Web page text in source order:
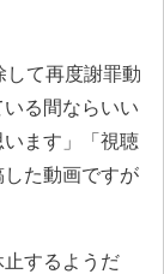
して再度謝罪動
る間ならいい
ます」「視聴
た動画ですが
止するようだ